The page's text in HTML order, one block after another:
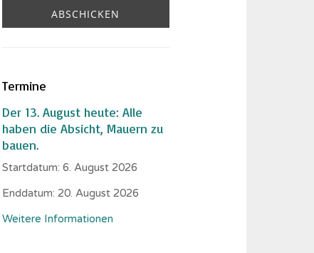
Termine
Der 13. August heute: Alle
haben die Absicht, Mauern zu
bauen.
Startdatum:6. August 2026
Enddatum: 20. August 2026
Weitere Informationen